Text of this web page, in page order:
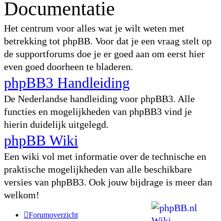
Documentatie
Het centrum voor alles wat je wilt weten met
betrekking tot phpBB. Voor dat je een vraag stelt op
de supportforums doe je er goed aan om eerst hier
even goed doorheen te bladeren.
phpBB3 Handleiding
De Nederlandse handleiding voor phpBB3. Alle
functies en mogelijkheden van phpBB3 vind je
hierin duidelijk uitgelegd.
phpBB Wiki
Een wiki vol met informatie over de technische en
praktische mogelijkheden van alle beschikbare
versies van phpBB3. Ook jouw bijdrage is meer dan
welkom!
Forumoverzicht